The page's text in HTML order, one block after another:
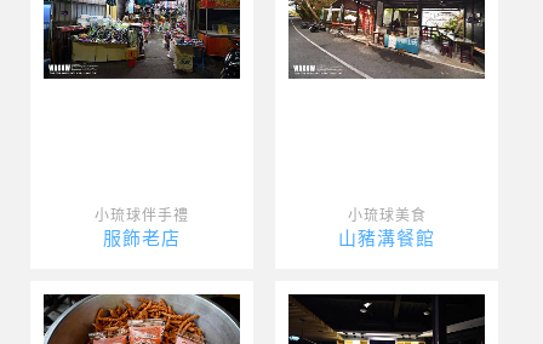
小琉球伴手禮
服飾老店
小琉球美食
山豬溝餐館